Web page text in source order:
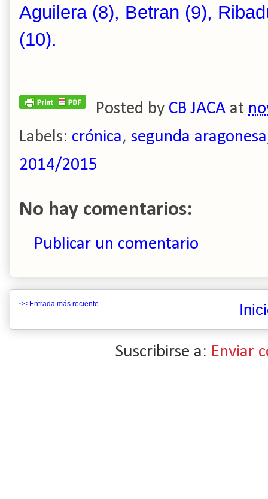
Aguilera (8), Betran (9),
(10).
Posted by CB JACA at
Labels: crónica, segunda aragonesa
2014/2015
No hay comentarios:
Publicar un comentario
<< Entrada más reciente
Suscribirse a: Enviar